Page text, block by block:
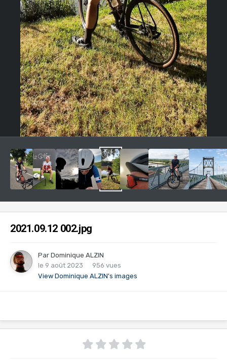
2021.09.12 002.jpg
Par Dominique ALZIN
le 9 août 2023
956 vues
View Dominique ALZIN's images